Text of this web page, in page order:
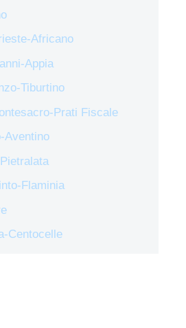
Africano
Appia
Tiburtino
Prati Fiscale
Aventino
Flaminia
Centocelle